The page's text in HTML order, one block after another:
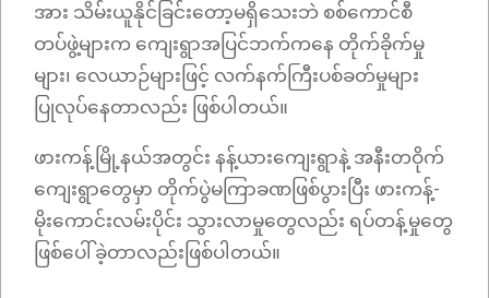
အား သိမ်းယူနိုင်ခြင်းတော့မရှိသေးဘဲ စစ်ကောင်စီ
တပ်ဖွဲ့များက ကျေးရွာအပြင်ဘက်ကနေ တိုက်ခိုက်မှု
များ၊ လေယာဉ်များဖြင့် လက်နက်ကြီးပစ်ခတ်မှုများ
ပြုလုပ်နေတာလည်း ဖြစ်ပါတယ်။
ဖားကန့်မြို့နယ်အတွင်း နန့်ယားကျေးရွာနဲ့ အနီးတဝိုက်
ကျေးရွာတွေမှာ တိုက်ပွဲမကြာခဏဖြစ်ပွားပြီး ဖားကန့်-
မိုးကောင်းလမ်းပိုင်း သွားလာမှုတွေလည်း ရပ်တန့်မှုတွေ
ဖြစ်ပေါ်ခဲ့တာလည်းဖြစ်ပါတယ်။